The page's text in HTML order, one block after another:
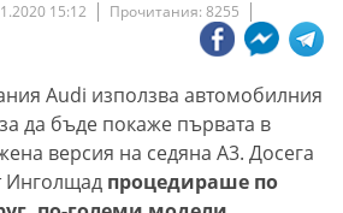
15:12 Прочитания: 8255
Audi използва автомобилния
да бъде покаже първата в
версия на седяна A3. Досега
Инголщад процедираше по